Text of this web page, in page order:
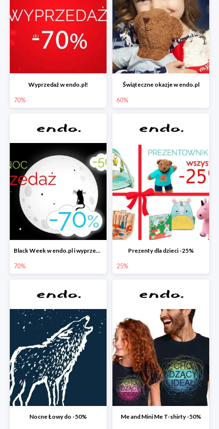
Wyprzedaż w endo.pl!
70%
Świąteczne okazje w endo.pl
60%
Black Week w endo.pl i wyprzedaże do -70&
70%
Prezenty dla dzieci -25%
25%
Nocne Łowy do -50% Me and Mini Me T-shirty -50%